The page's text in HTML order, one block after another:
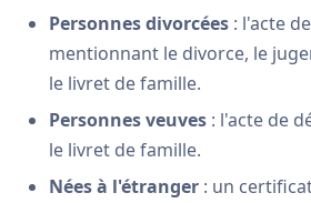
Personnes divorcées : l'acte
mentionnant le divorce, le
le livret de famille.
Personnes veuves : l'acte de
le livret de famille.
Nées à l'étranger : un